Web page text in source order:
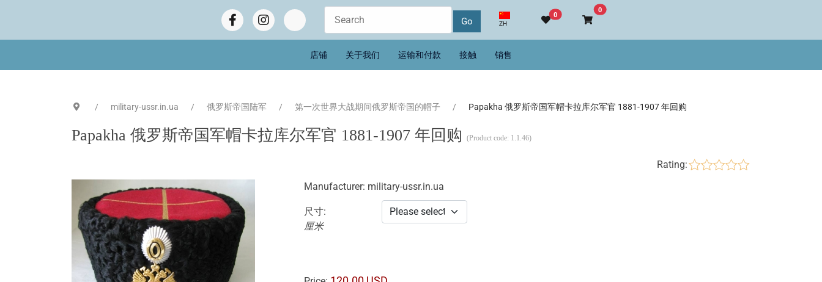
选择你的语音
ZH
0
0Go to cart
店铺 关于我们 运输和付款 接触 销售
military-ussr.in.ua 俄罗斯帝国陆军 第一次世界大战期间俄罗斯帝国的帽子 Papakha 俄罗斯帝国军帽卡拉库尔军官 1881-1907 年回购
Papakha 俄罗斯帝国军帽卡拉库尔军官 1881-1907 年回购 (Product code: 1.1.46)
Rating:
Manufacturer: military-ussr.in.ua
尺寸:
厘米